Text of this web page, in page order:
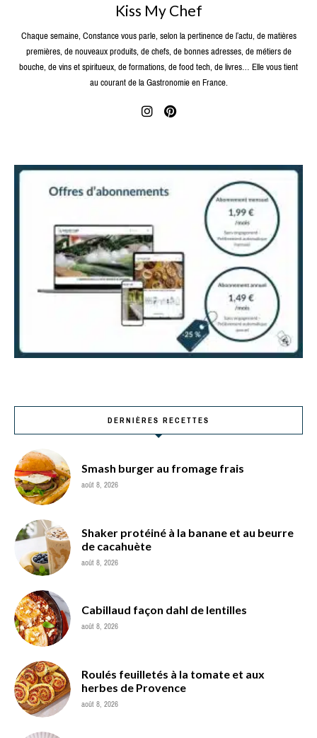
Kiss My Chef
Chaque semaine, Constance vous parle, selon la pertinence de l’actu, de matières
premières, de nouveaux produits, de chefs, de bonnes adresses, de métiers de
bouche, de vins et spiritueux, de formations, de food tech, de livres… Elle vous tient
au courant de la Gastronomie en France.
DERNIÈRES RECETTES
Smash burger au fromage frais
août 8, 2026
Shaker protéiné à la banane et au beurre
de cacahuète
août 8, 2026
Cabillaud façon dahl de lentilles
août 8, 2026
Roulés feuilletés à la tomate et aux
herbes de Provence
août 8, 2026